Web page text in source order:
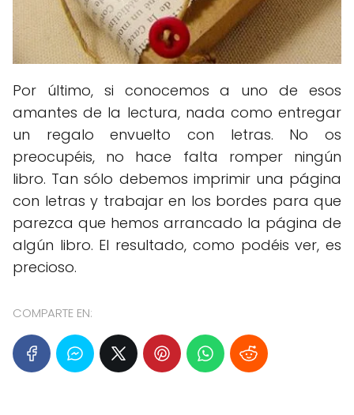
Por último, si conocemos a uno de esos
amantes de la lectura, nada como entregar
un regalo envuelto con letras. No os
preocupéis, no hace falta romper ningún
libro. Tan sólo debemos imprimir una página
con letras y trabajar en los bordes para que
parezca que hemos arrancado la página de
algún libro. El resultado, como podéis ver, es
precioso.
COMPARTE EN: